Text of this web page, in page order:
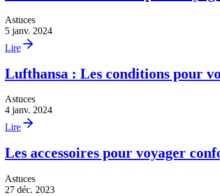
Astuces
5 janv. 2024
Lire
Lufthansa : Les conditions pour
Astuces
4 janv. 2024
Lire
Les accessoires pour voyager
Astuces
27 déc. 2023